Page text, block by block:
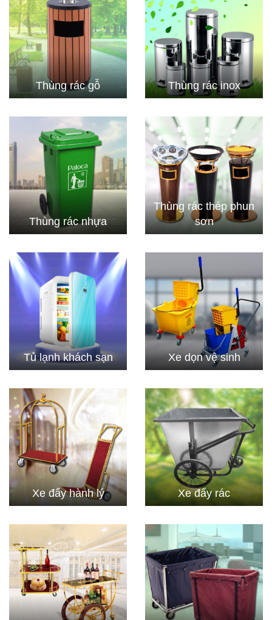
Thùng rác gỗ Thùng rác inox
Thùng rác nhựa
Thùng rác thép phun
sơn
Tủ lạnh khách sạn Xe dọn vệ sinh
Xe đẩy hành lý Xe đẩy rác